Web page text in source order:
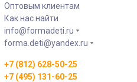
Оптовым клиентам
Как нас найти
info@formadeti.ru
forma.deti@yandex.ru
+7 (812) 628-50-25
+7 (495) 131-60-25